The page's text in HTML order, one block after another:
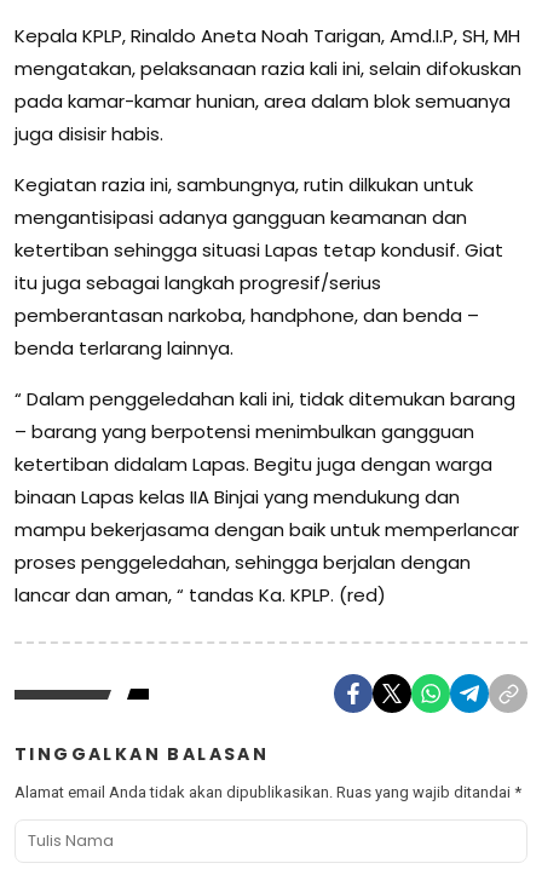
Kepala KPLP, Rinaldo Aneta Noah Tarigan, Amd.I.P, SH, MH
mengatakan, pelaksanaan razia kali ini, selain difokuskan
pada kamar-kamar hunian, area dalam blok semuanya
juga disisir habis.
Kegiatan razia ini, sambungnya, rutin dilkukan untuk
mengantisipasi adanya gangguan keamanan dan
ketertiban sehingga situasi Lapas tetap kondusif. Giat
itu juga sebagai langkah progresif/serius
pemberantasan narkoba, handphone, dan benda –
benda terlarang lainnya.
“ Dalam penggeledahan kali ini, tidak ditemukan barang
– barang yang berpotensi menimbulkan gangguan
ketertiban didalam Lapas. Begitu juga dengan warga
binaan Lapas kelas IIA Binjai yang mendukung dan
mampu bekerjasama dengan baik untuk memperlancar
proses penggeledahan, sehingga berjalan dengan
lancar dan aman, “ tandas Ka. KPLP. (red)
TINGGALKAN BALASAN
Alamat email Anda tidak akan dipublikasikan. Ruas yang wajib ditandai *